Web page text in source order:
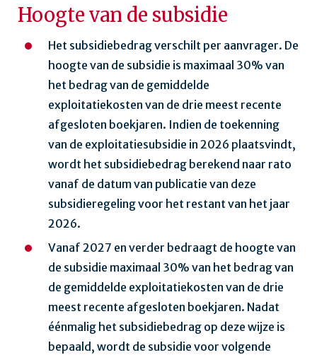
Hoogte van de subsidie
Het subsidiebedrag verschilt per aanvrager. De
hoogte van de subsidie is maximaal 30% van
het bedrag van de gemiddelde
exploitatiekosten van de drie meest recente
afgesloten boekjaren. Indien de toekenning
van de exploitatiesubsidie in 2026 plaatsvindt,
wordt het subsidiebedrag berekend naar rato
vanaf de datum van publicatie van deze
subsidieregeling voor het restant van het jaar
2026.
Vanaf 2027 en verder bedraagt de hoogte van
de subsidie maximaal 30% van het bedrag van
de gemiddelde exploitatiekosten van de drie
meest recente afgesloten boekjaren. Nadat
éénmalig het subsidiebedrag op deze wijze is
bepaald, wordt de subsidie voor volgende